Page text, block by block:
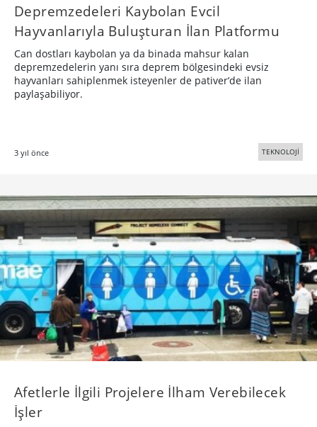
Depremzedeleri Kaybolan Evcil
Hayvanlarıyla Buluşturan İlan Platformu
Can dostları kaybolan ya da binada mahsur kalan
depremzedelerin yanı sıra deprem bölgesindeki evsiz
hayvanları sahiplenmek isteyenler de pativer’de ilan
paylaşabiliyor.
3 yıl önce TEKNOLOJİ
Afetlerle İlgili Projelere İlham Verebilecek
İşler